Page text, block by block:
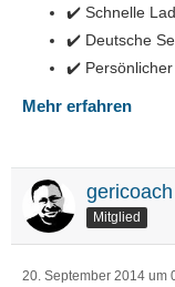
✔️ Schnelle
✔️ Deutsche
✔️ Persönlicher
Mehr erfahren
gericoach
Mitglied
20. September 2014 um